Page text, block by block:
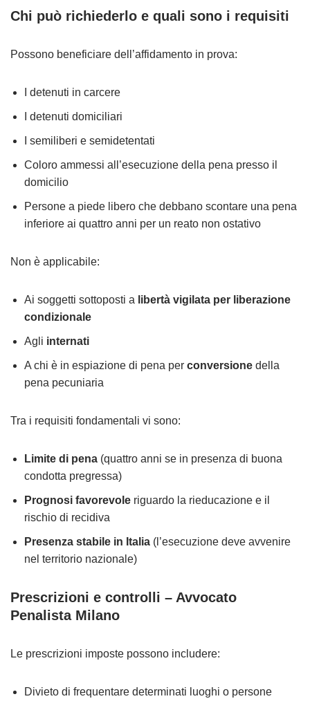
Chi può richiederlo e quali sono i requisiti
Possono beneficiare dell’affidamento in prova:
I detenuti in carcere
I detenuti domiciliari
I semiliberi e semidetentati
Coloro ammessi all’esecuzione della pena presso il
domicilio
Persone a piede libero che debbano scontare una pena
inferiore ai quattro anni per un reato non ostativo
Non è applicabile:
Ai soggetti sottoposti a libertà vigilata per liberazione
condizionale
Agli internati
A chi è in espiazione di pena per conversione della
pena pecuniaria
Tra i requisiti fondamentali vi sono:
Limite di pena (quattro anni se in presenza di buona
condotta pregressa)
Prognosi favorevole riguardo la rieducazione e il
rischio di recidiva
Presenza stabile in Italia (l’esecuzione deve avvenire
nel territorio nazionale)
Prescrizioni e controlli – Avvocato
Penalista Milano
Le prescrizioni imposte possono includere:
Divieto di frequentare determinati luoghi o persone